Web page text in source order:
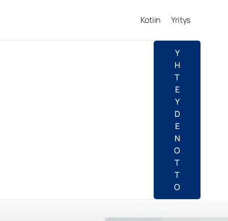
Kotiin Yritys
Y
H
T
E
Y
D
E
N
O
T
T
O